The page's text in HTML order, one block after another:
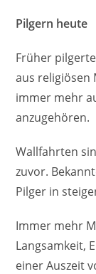
Pilgern heute
Früher
aus religiösen
immer mehr
anzugehören.
Wallfahrten
zuvor.
Pilger in
Immer mehr
Langsamkeit,
einer Auszeit